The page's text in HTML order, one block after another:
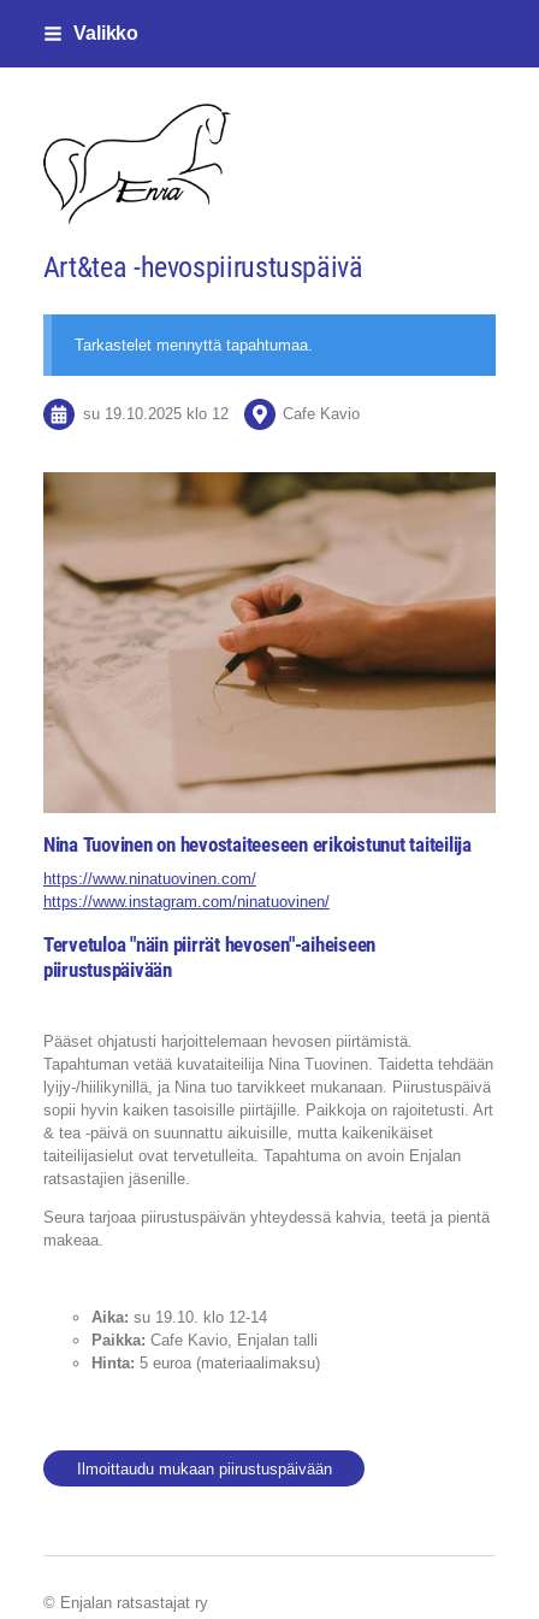
Siirry
sivun
sisältöön
Valikko
Enjalan ratsastajat ry
Art&tea -hevospiirustuspäivä
Tarkastelet mennyttä tapahtumaa.
su 19.10.2025 klo 12 Cafe Kavio
Nina Tuovinen on hevostaiteeseen erikoistunut taiteilija
https://www.ninatuovinen.com/
https://www.instagram.com/ninatuovinen/
Tervetuloa "näin piirrät hevosen"-aiheiseen
piirustuspäivään
Pääset ohjatusti harjoittelemaan hevosen piirtämistä.
Tapahtuman vetää kuvataiteilija Nina Tuovinen. Taidetta tehdään
lyijy-/hiilikynillä, ja Nina tuo tarvikkeet mukanaan. Piirustuspäivä
sopii hyvin kaiken tasoisille piirtäjille. Paikkoja on rajoitetusti. Art
& tea -päivä on suunnattu aikuisille, mutta kaikenikäiset
taiteilijasielut ovat tervetulleita. Tapahtuma on avoin Enjalan
ratsastajien jäsenille.
Seura tarjoaa piirustuspäivän yhteydessä kahvia, teetä ja pientä
makeaa.
Aika: su 19.10. klo 12-14
Paikka: Cafe Kavio, Enjalan talli
Hinta: 5 euroa (materiaalimaksu)
Ilmoittaudu mukaan piirustuspäivään
© Enjalan ratsastajat ry